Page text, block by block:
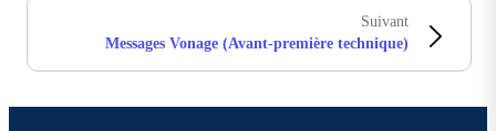
Suivant
Messages Vonage (Avant-première technique)